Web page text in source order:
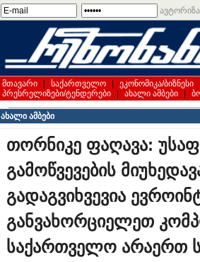
მთავარი საქართველო ეკონომიკა/ბიზნესი
პრესრელიზები/ტენდერები
ახალი ამბები
ახალი ამბები
თორნიკე ფაღავა:
გამოწვევების
გადაგვიხვევია
განვახორციელეთ
საქართველო არაერთ